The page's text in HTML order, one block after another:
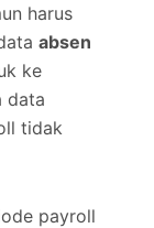
harus
absen
ke
data
tidak
payroll